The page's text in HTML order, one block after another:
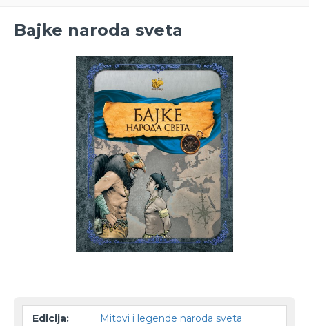
Bajke naroda sveta
Edicija: Mitovi i legende naroda sveta